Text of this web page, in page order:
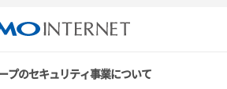
プのセキュリティ事業について